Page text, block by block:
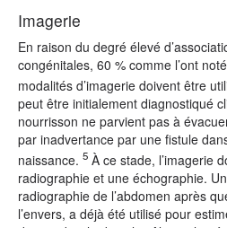
Imagerie
En raison du degré élevé
congénitales, 60 % comme l’ont
modalités d’imagerie doivent être
peut être initialement diagnostiqué
nourrisson ne parvient pas à
par inadvertance par une fistule
naissance. 5 À ce stade, l’imagerie
radiographie et une échographie.
radiographie de l’abdomen après
l’envers, a déjà été utilisé pour